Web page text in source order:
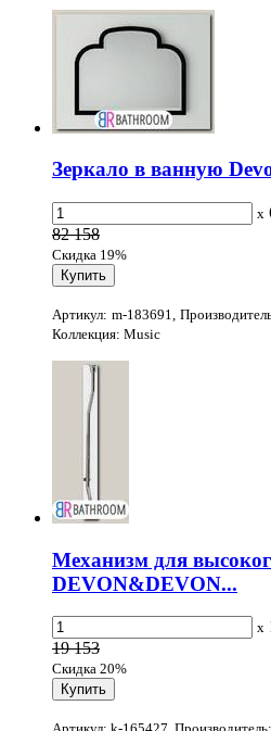
Зеркало в ванную
x
82 158
Скидка 19%
Артикул: m-183691,
Коллекция: Music
Механизм для
DEVON&DEVON...
x
19 153
Скидка 20%